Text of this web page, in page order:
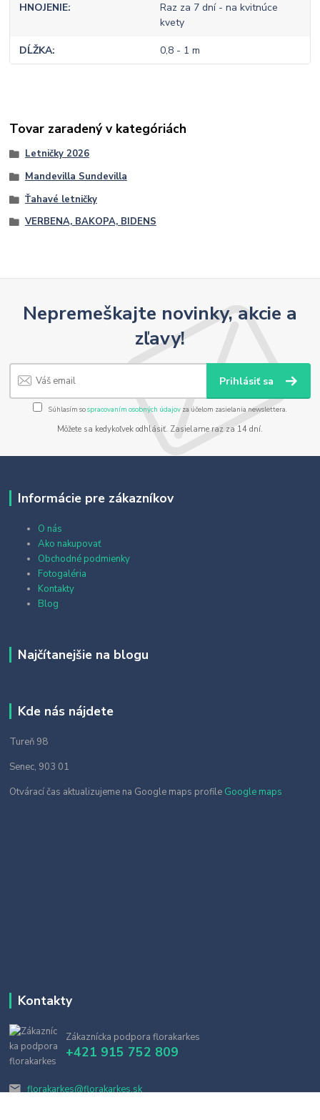
HNOJENIE
Raz za 7 dní - na kvitnúce
kvety
DĹŽKA 0,8 - 1 m
Tovar zaradený v kategóriách
Letničky 2026
Mandevilla Sundevilla
Ťahavé letničky
VERBENA, BAKOPA, BIDENS
Nepremeškajte novinky, akcie a
zľavy!
Prihlásiť sa
Súhlasím sospracovaním osobných údajov za účelom zasielania newslettera.
Môžete sa kedykoľvek odhlásiť. Zasielame raz za 14 dní.
Informácie pre zákazníkov
O nás
Ako nakupovať
Obchodné podmienky
Fotogaléria
Kontakty
Blog
Najčítanejšie na blogu
Kde nás nájdete
Tureň 98
Senec, 903 01
Otvárací čas aktualizujeme na Google maps profile Google maps
Kontakty
Zákaznícka podpora florakarkes
+421 915 752 809
florakarkes@florakarkes.sk